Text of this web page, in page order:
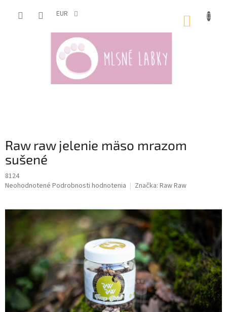
EUR
Raw raw jelenie mäso mrazom
sušené
8124
Priemerné
hviezdičiek.
Neohodnotené Podrobnosti hodnotenia Značka: Raw Raw